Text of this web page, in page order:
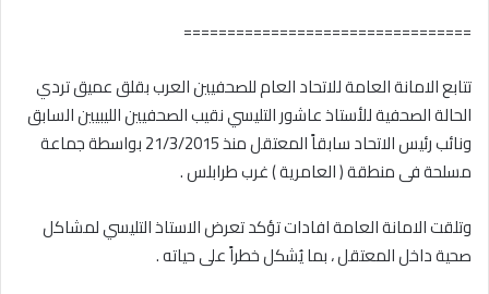
=================================
تتابع الامانة العامة للاتحاد العام للصحفيين العرب بقلق عميق تردي
الحالة الصحفية للأستاذ عاشور التليسي نقيب الصحفيين الليبيين السابق
ونائب رئيس الاتحاد سابقاً المعتقل منذ 21/3/2015 بواسطة جماعة
مسلحة فى منطقة ( العامرية ) غرب طرابلس .
وتلقت الامانة العامة افادات تؤكد تعرض الاستاذ التليسي لمشاكل
صحية داخل المعتقل ، بما يُشكل خطراً على حياته .